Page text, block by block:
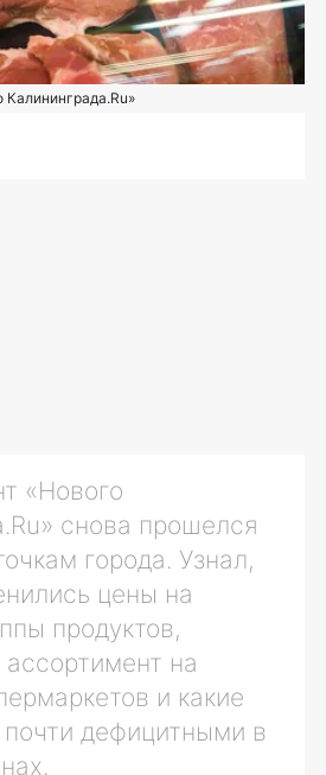
Калининграда.Ru»
«Нового
снова прошелся
города. Узнал,
цены на
продуктов,
на
и какие
дефицитными в